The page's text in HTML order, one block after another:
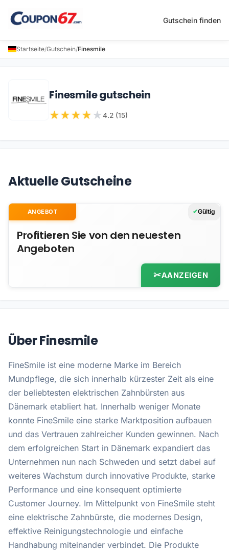
Gutschein finden
Startseite/Gutschein/Finesmile
Finesmile gutschein
★★★★ ★4.2 (15)
Aktuelle Gutscheine
ANGEBOT Gültig
Profitieren Sie von den neuesten
Angeboten
AANZEIGEN
Über Finesmile
FineSmile ist eine moderne Marke im Bereich
Mundpflege, die sich innerhalb kürzester Zeit als eine
der beliebtesten elektrischen Zahnbürsten aus
Dänemark etabliert hat. Innerhalb weniger Monate
konnte FineSmile eine starke Marktposition aufbauen
und das Vertrauen zahlreicher Kunden gewinnen. Nach
dem erfolgreichen Start in Dänemark expandiert das
Unternehmen nun nach Schweden und setzt dabei auf
weiteres Wachstum durch innovative Produkte, starke
Performance und eine konsequent optimierte
Customer Journey. Im Mittelpunkt von FineSmile steht
eine elektrische Zahnbürste, die modernes Design,
effektive Reinigungstechnologie und einfache
Handhabung miteinander verbindet. Die Produkte